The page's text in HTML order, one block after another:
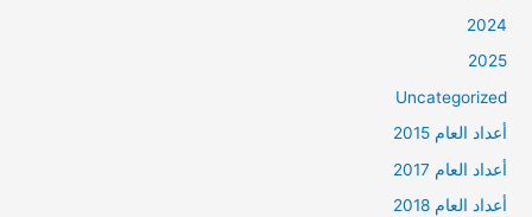
2024
2025
Uncategorized
أعداد العام 2015
أعداد العام 2017
أعداد العام 2018